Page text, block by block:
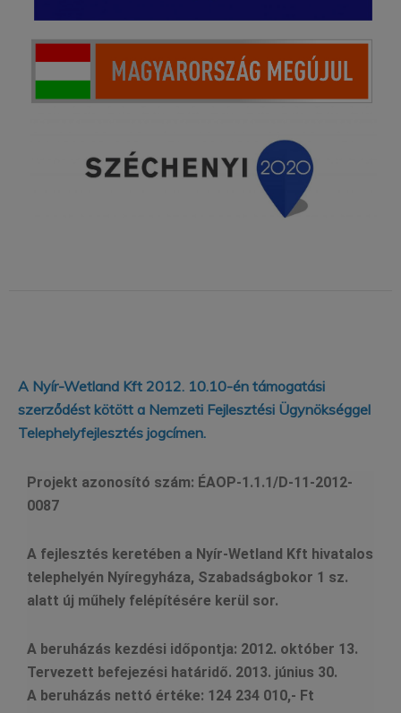
A Nyír-Wetland Kft 2012. 10.10-én támogatási
szerződést kötött a Nemzeti Fejlesztési Ügynökséggel
Telephelyfejlesztés jogcímen.
Projekt azonosító szám: ÉAOP-1.1.1/D-11-2012-
0087
A fejlesztés keretében a Nyír-Wetland Kft hivatalos
telephelyén Nyíregyháza, Szabadságbokor 1 sz.
alatt új műhely felépítésére kerül sor.
A beruházás kezdési időpontja: 2012. október 13.
Tervezett befejezési határidő. 2013. június 30.
A beruházás nettó értéke: 124 234 010,- Ft